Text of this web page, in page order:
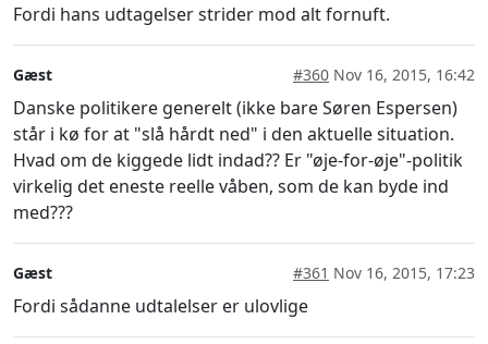
Fordi hans udtagelser strider mod alt fornuft.
Gæst #360 Nov 16, 2015, 16:42
Danske politikere generelt (ikke bare Søren Espersen)
står i kø for at "slå hårdt ned" i den aktuelle situation.
Hvad om de kiggede lidt indad?? Er "øje-for-øje"-politik
virkelig det eneste reelle våben, som de kan byde ind
med???
Gæst #361 Nov 16, 2015, 17:23
Fordi sådanne udtalelser er ulovlige